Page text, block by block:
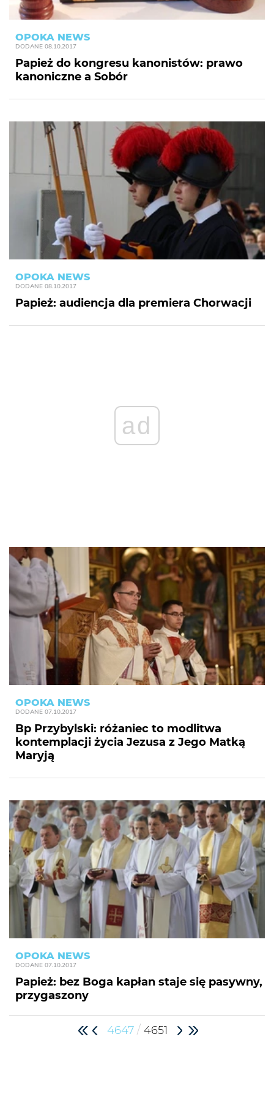
OPOKA NEWS
DODANE 08.10.2017
Papież do kongresu kanonistów: prawo
kanoniczne a Sobór
OPOKA NEWS
DODANE 08.10.2017
Papież: audiencja dla premiera Chorwacji
ad
OPOKA NEWS
DODANE 07.10.2017
Bp Przybylski: różaniec to modlitwa
kontemplacji życia Jezusa z Jego Matką
Maryją
OPOKA NEWS
DODANE 07.10.2017
Papież: bez Boga kapłan staje się pasywny,
przygaszony
4647 / 4651